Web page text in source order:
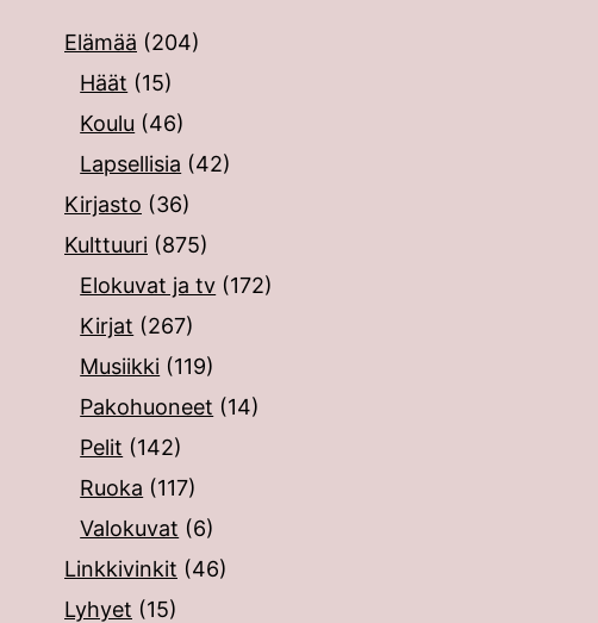
Elämää (204)
Häät (15)
Koulu (46)
Lapsellisia (42)
Kirjasto (36)
Kulttuuri (875)
Elokuvat ja tv (172)
Kirjat (267)
Musiikki (119)
Pakohuoneet (14)
Pelit (142)
Ruoka (117)
Valokuvat (6)
Linkkivinkit (46)
Lyhyet (15)